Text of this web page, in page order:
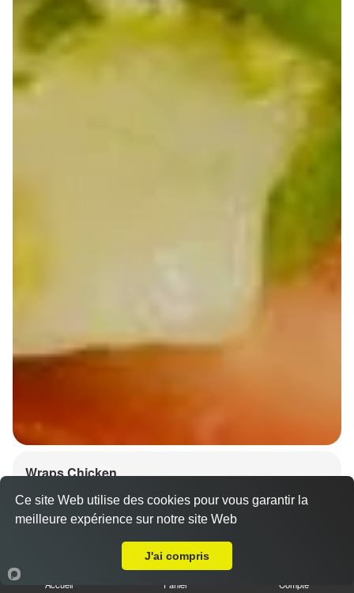
Wraps Chicken
8.50 €
Accueil Panier Compte
Ce site Web utilise des cookies pour vous garantir la
meilleure expérience sur notre site Web
J'ai compris